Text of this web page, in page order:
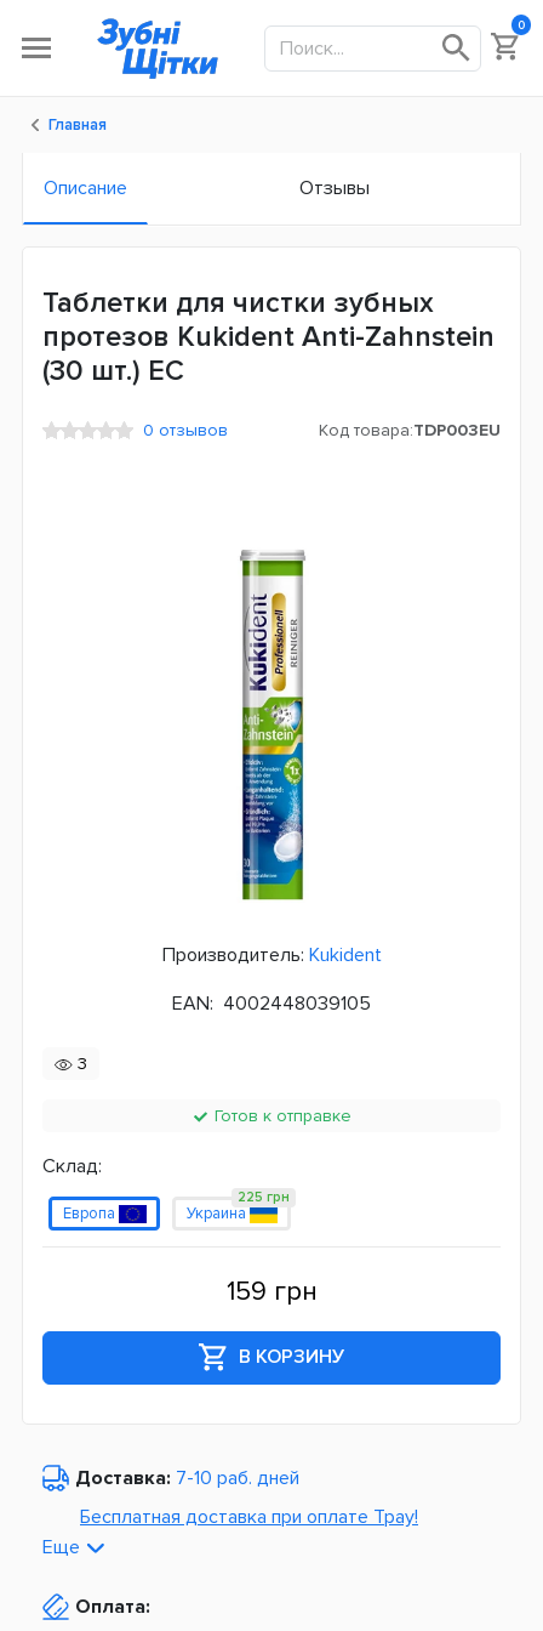
0
Главная
Описание Отзывы
Таблетки для чистки зубных
протезов Kukident Anti-Zahnstein
(30 шт.) ЕС
0 отзывов Код товара:TDP003EU
Производитель: Kukident
EAN: 4002448039105
3
Готов к отправке
Склад:
Европа Украина
225 грн
159 грн
В КОРЗИНУ
Доставка: 7-10 раб. дней
Бесплатная доставка при оплате Tpay!
Из Европы от
Еще
Оплата: